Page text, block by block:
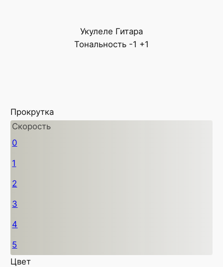
Укулеле Гитара
Тональность -1 +1
Прокрутка
Скорость
0
1
2
3
4
5
Цвет